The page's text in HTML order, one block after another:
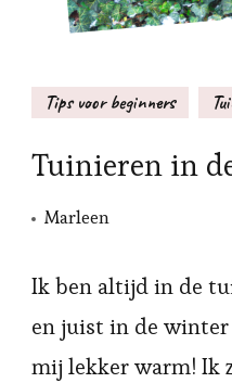
Tips voor beginners
Tuinieren in
Marleen
Ik ben altijd in de
en juist in de
mij lekker warm! Ik